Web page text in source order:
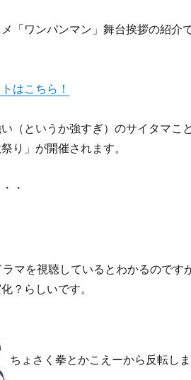
「ワンパンマン」舞台挨拶の紹介
はこちら！
（というか強すぎ）のサイタマこ
り」が開催されます。
・
マを視聴しているとわかるのですが
？らしいです。
ちょさく拳とかこえーから反転し